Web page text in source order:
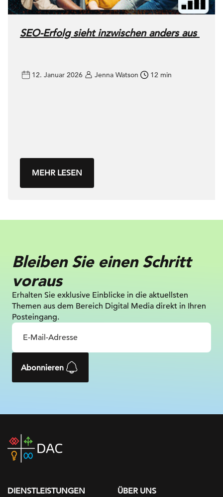
SEO-Erfolg sieht inzwischen anders aus
12. Januar 2026 Jenna Watson 12 min
MEHR LESEN
Bleiben Sie einen Schritt
voraus
Erhalten Sie exklusive Einblicke in die aktuellsten
Themen aus dem Bereich Digital Media direkt in Ihren
Posteingang.
Abonnieren
DAC
home
DIENSTLEISTUNGEN
ÜBER UNS